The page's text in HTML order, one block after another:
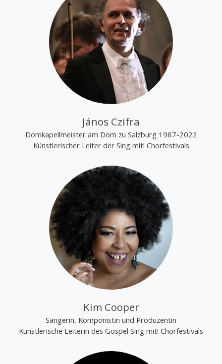
János Czifra
Domkapellmeister am Dom zu Salzburg 1987-2022
Künstlerischer Leiter der Sing mit! Chorfestivals
Kim Cooper
Sängerin, Komponistin und Produzentin
Künstlerische Leiterin des Gospel Sing mit! Chorfestivals